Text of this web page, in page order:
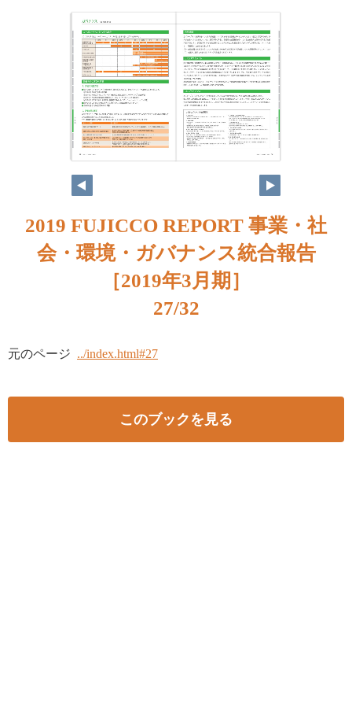
2019 FUJICCO REPORT 事業・社
会・環境・ガバナンス統合報告
［2019年3月期］
27/32
元のページ ../index.html#27
このブックを見る